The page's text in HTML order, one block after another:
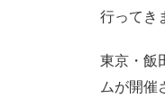
行ってき
東京・飯
ムが開催